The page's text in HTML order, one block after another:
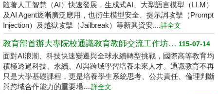
隨著人工智慧（AI）快速發展，生成式AI、大型語言模型（LLM）
及AI Agent逐漸廣泛應用，也衍生模型安全、提示詞攻擊（Prompt
Injection）及越獄攻擊（Jailbreak）等新興資安....詳全文
115-07-14
教育部首辦大專院校通識教育教師交流工作坊 邁向2050共創未來永續大學
面對AI浪潮、科技快速變遷與全球永續轉型挑戰，國際高等教育均
積極透過科技、永續、AI與跨域學習培養未來人才。通識教育不再
只是大學基礎課程，更是培養學生系統思考、公共責任、倫理判斷
與跨域合作能力的重要場....詳全文